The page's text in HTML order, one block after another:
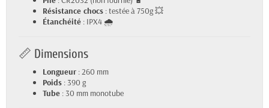
Résistance chocs : testée à 750g 💥
Étanchéité : IPX4 🌧️
📏 Dimensions
Longueur : 260 mm
Poids : 390 g
Tube : 30 mm monotube